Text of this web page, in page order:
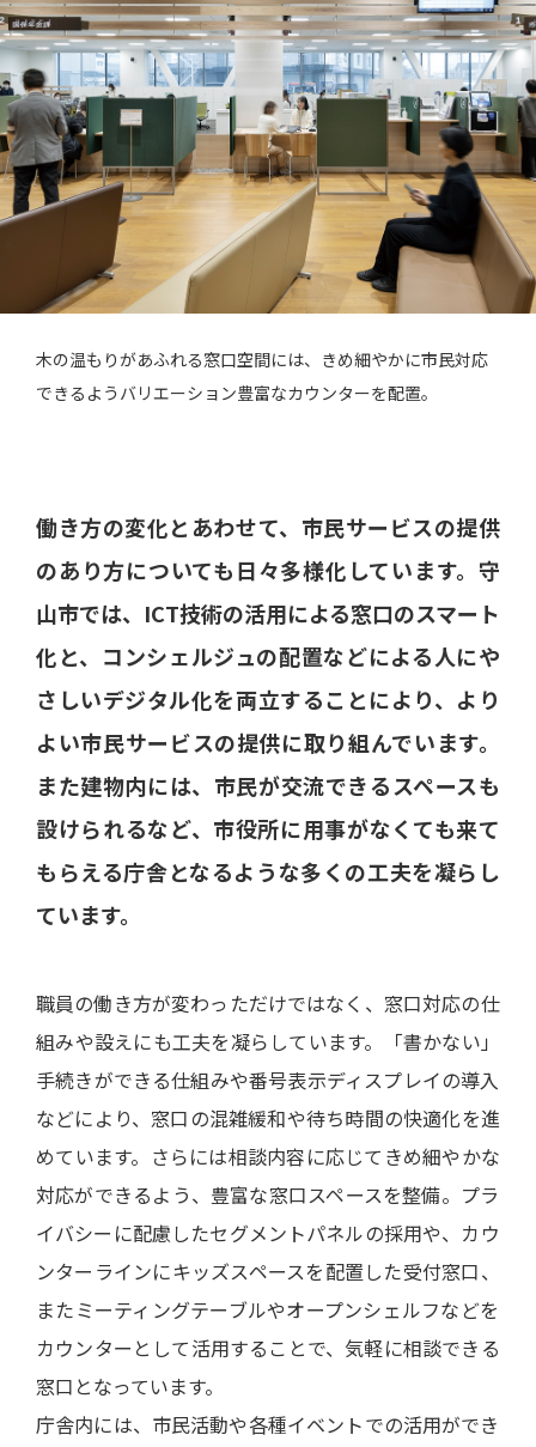
木の温もりがあふれる窓口空間には、きめ細やかに市民対応
できるようバリエーション豊富なカウンターを配置。
働き方の変化とあわせて、市民サービスの提供
のあり方についても日々多様化しています。守
山市では、ICT技術の活用による窓口のスマート
化と、コンシェルジュの配置などによる人にや
さしいデジタル化を両立することにより、より
よい市民サービスの提供に取り組んでいます。
また建物内には、市民が交流できるスペースも
設けられるなど、市役所に用事がなくても来て
もらえる庁舎となるような多くの工夫を凝らし
ています。
職員の働き方が変わっただけではなく、窓口対応の仕
組みや設えにも工夫を凝らしています。「書かない」
手続きができる仕組みや番号表示ディスプレイの導入
などにより、窓口の混雑緩和や待ち時間の快適化を進
めています。さらには相談内容に応じてきめ細やかな
対応ができるよう、豊富な窓口スペースを整備。プラ
イバシーに配慮したセグメントパネルの採用や、カウ
ンターラインにキッズスペースを配置した受付窓口、
またミーティングテーブルやオープンシェルフなどを
カウンターとして活用することで、気軽に相談できる
窓口となっています。
庁舎内には、市民活動や各種イベントでの活用ができ